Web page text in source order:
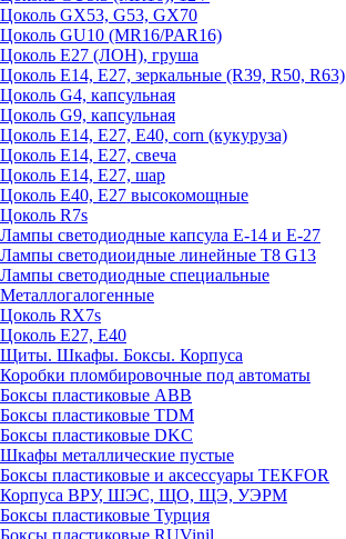
Цоколь GX53, G53, GX70
Цоколь GU10 (MR16/PAR16)
Цоколь Е27 (ЛОН), груша
Цоколь Е14, Е27, зеркальные (R39, R50, R63)
Цоколь G4, капсульная
Цоколь G9, капсульная
Цоколь Е14, Е27, Е40, corn (кукуруза)
Цоколь Е14, Е27, свеча
Цоколь Е14, Е27, шар
Цоколь Е40, Е27 высокомощные
Цоколь R7s
Лампы светодиодные капсула Е-14 и Е-27
Лампы светодиоидные линейные T8 G13
Лампы светодиодные специальные
Металлогалогенные
Цоколь RX7s
Цоколь Е27, E40
Щиты. Шкафы. Боксы. Корпуса
Коробки пломбировочные под автоматы
Боксы пластиковые ABB
Боксы пластиковые TDM
Боксы пластиковые DKC
Шкафы металлические пустые
Боксы пластиковые и аксессуары TEKFOR
Корпуса ВРУ, ШЭС, ЩО, ЩЭ, УЭРМ
Боксы пластиковые Турция
Боксы пластиковые RUVinil